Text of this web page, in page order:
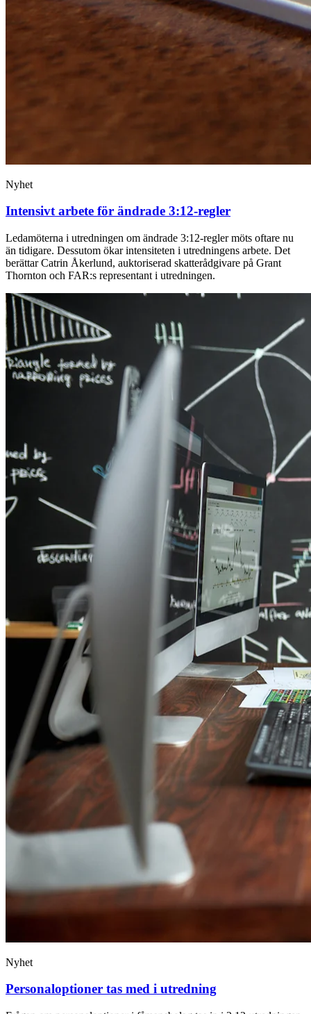
Nyhet
Intensivt arbete för ändrade 3:12-regler
Ledamöterna i utredningen om ändrade 3:12-regler möts oftare nu
än tidigare. Dessutom ökar intensiteten i utredningens arbete. Det
berättar Catrin Åkerlund, auktoriserad skatterådgivare på Grant
Thornton och FAR:s representant i utredningen.
Nyhet
Personaloptioner tas med i utredning